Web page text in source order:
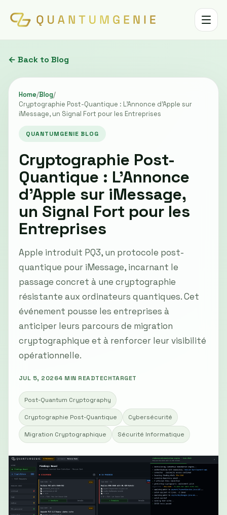
Toggle
← Back to Blog
Home/Blog/
Cryptographie Post-Quantique : L'Annonce d'Apple sur
iMessage, un Signal Fort pour les Entreprises
QUANTUMGENIE BLOG
Cryptographie Post-
Quantique : L'Annonce
d'Apple sur iMessage,
un Signal Fort pour les
Entreprises
Apple introduit PQ3, un protocole post-
quantique pour iMessage, incarnant le
passage concret à une cryptographie
résistante aux ordinateurs quantiques. Cet
événement pousse les entreprises à
anticiper leurs parcours de migration
cryptographique et à renforcer leur visibilité
opérationnelle.
JUL 5, 20264 MIN READTECHTARGET
Post-Quantum Cryptography
Cryptographie Post-Quantique Cybersécurité
Migration Cryptographique Sécurité Informatique